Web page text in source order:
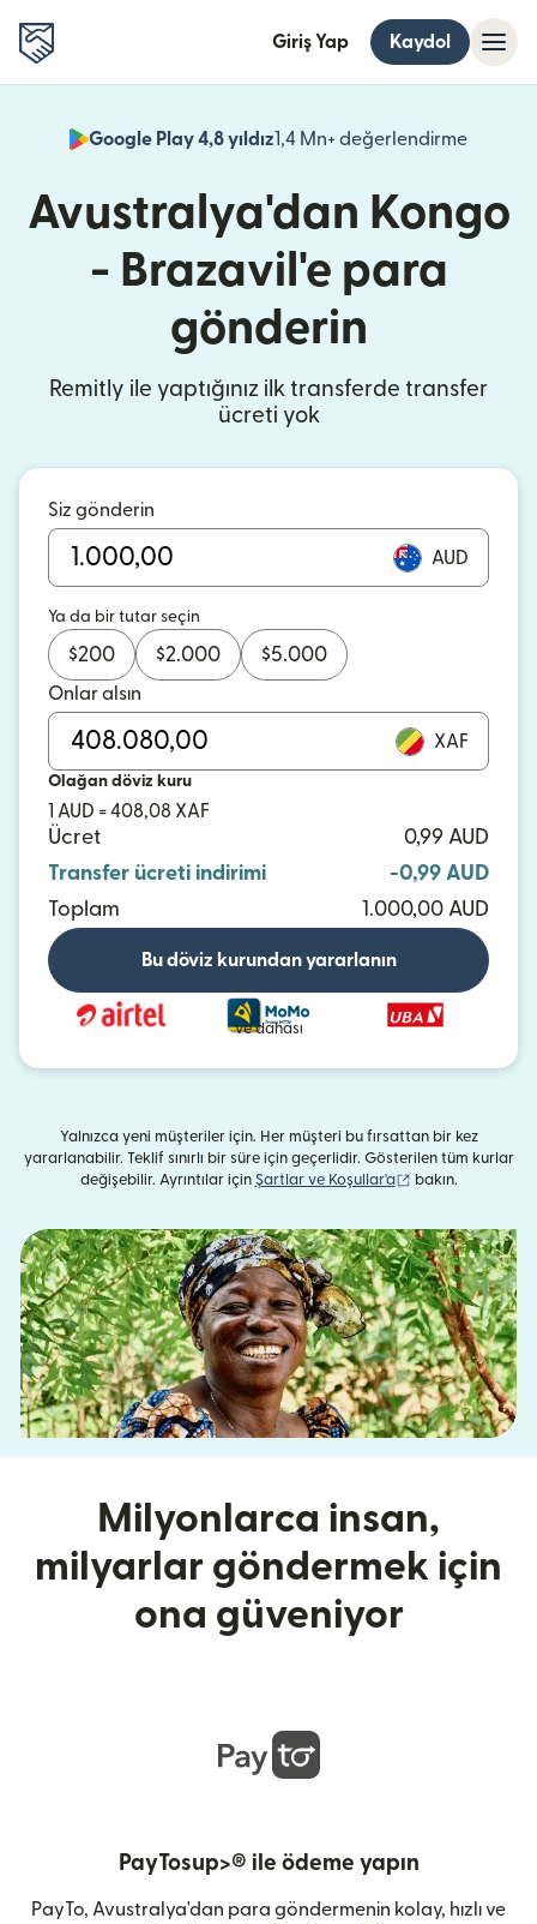
Giriş Yap Kaydol
Google Play 4,8 yıldız1,4 Mn+ değerlendirme
Avustralya'dan Kongo
- Brazavil'e para
gönderin
Remitly ile yaptığınız ilk transferde transfer
ücreti yok
Siz gönderin
AUD
Ya da bir tutar seçin
$200 $2.000 $5.000
Onlar alsın
XAF
Olağan döviz kuru
1 AUD = 408,08 XAF
Ücret
0,99 AUD
Transfer ücreti indirimi
-0,99 AUD
Toplam
1.000,00 AUD
Bu döviz kurundan yararlanın
ve dahası
Yalnızca yeni müşteriler için. Her müşteri bu fırsattan bir kez
yararlanabilir. Teklif sınırlı bir süre için geçerlidir. Gösterilen tüm kurlar
değişebilir. Ayrıntılar için Şartlar ve Koşullar'a (yeni pencerede
bakın.
Milyonlarca insan,
milyarlar göndermek için
ona güveniyor
PayTosup>® ile ödeme yapın
PayTo, Avustralya'dan para göndermenin kolay, hızlı ve